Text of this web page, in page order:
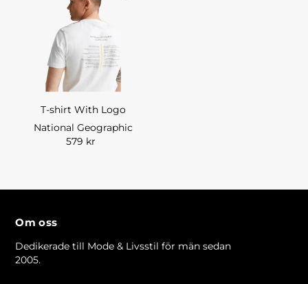
T-shirt With Logo
National Geographic
579 kr
Om oss
Dedikerade till Mode & Livsstil för män sedan
2005.